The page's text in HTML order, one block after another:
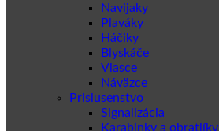
Navijaky
Plaváky
Háčiky
Blyskáče
Vlasce
Náväzce
Prislusenstvo
Signalizácia
Karabinky a obratlíky